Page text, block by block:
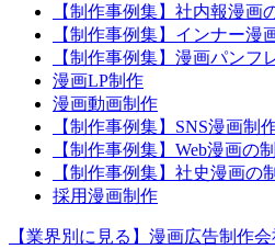
【制作事例集】社内報漫画
【制作事例集】インナー漫
【制作事例集】漫画パンフ
漫画LP制作
漫画動画制作
【制作事例集】SNS漫画制
【制作事例集】Web漫画の
【制作事例集】社史漫画の
採用漫画制作
【業界別に見る】漫画広告制作